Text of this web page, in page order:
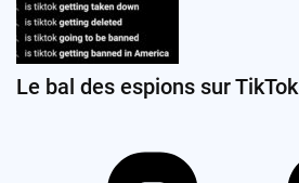
Le bal des espions sur TikTok